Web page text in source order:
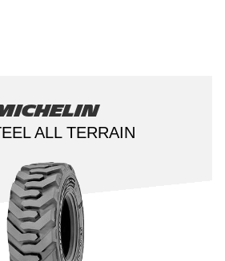
ALL TERRAIN​